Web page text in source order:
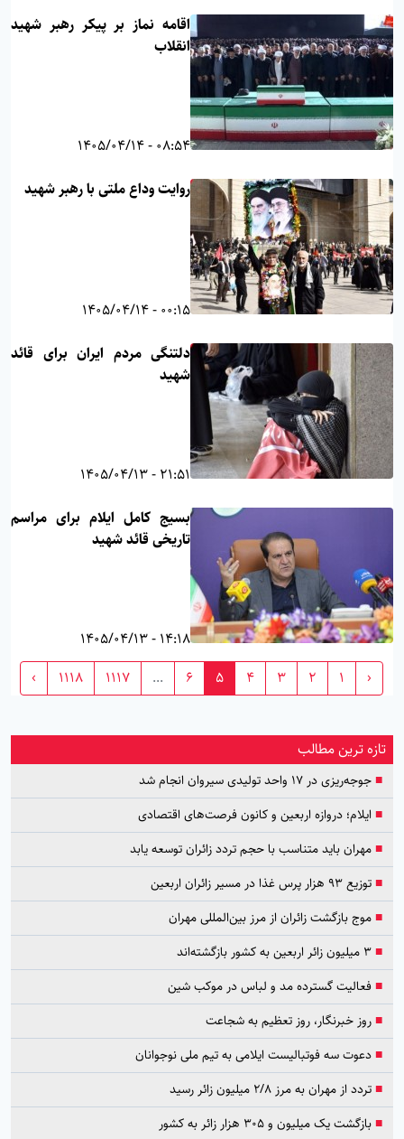
اقامه نماز بر پیکر رهبر شهید
انقلاب
08:54 - 1405/04/14
روایت وداع ملتی با رهبر شهید
00:15 - 1405/04/14
دلتنگی مردم ایران برای قائد
شهید
21:51 - 1405/04/13
بسیج کامل ایلام برای مراسم
تاریخی قائد شهید
14:18 - 1405/04/13
‹
1
2
3
4
5
6
...
1117
1118
›
تازه ترین مطالب
■جوجه‌ریزی در ۱۷ واحد تولیدی سیروان انجام شد
■ ایلام؛ دروازه اربعین و کانون فرصت‌های اقتصادی
■مهران باید متناسب با حجم تردد زائران توسعه یابد
■توزیع ۹۳ هزار پرس غذا در مسیر زائران اربعین
■موج بازگشت زائران از مرز بین‌المللی مهران
■۳ میلیون زائر اربعین به کشور بازگشته‌اند
■فعالیت گسترده مد و لباس در موکب شین
■روز خبرنگار، روز تعظیم به شجاعت
■دعوت سه فوتبالیست ایلامی به تیم ملی نوجوانان
■تردد از مهران به مرز ۲/۸ میلیون زائر رسید
■بازگشت یک میلیون و ۳۰۵ هزار زائر به کشور